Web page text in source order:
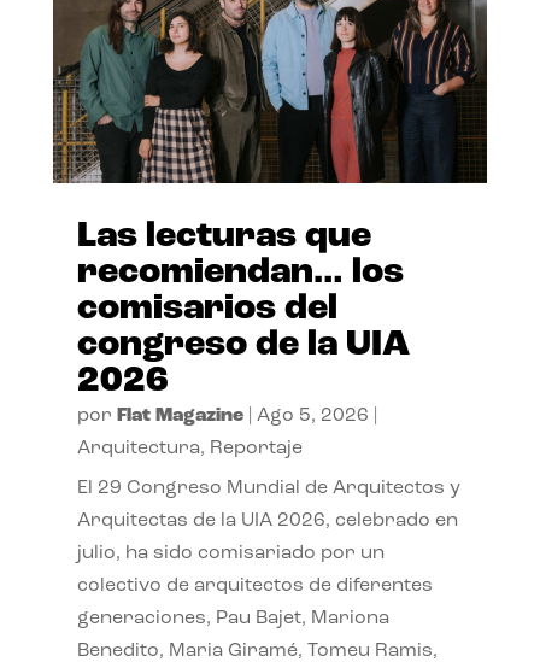
Las lecturas que
recomiendan… los
comisarios del
congreso de la UIA
2026
por Flat Magazine| Ago 5, 2026
Arquitectura, Reportaje
El 29 Congreso Mundial de Arquitectos y
Arquitectas de la UIA 2026, celebrado en
julio, ha sido comisariado por un
colectivo de arquitectos de diferentes
generaciones, Pau Bajet, Mariona
Benedito, Maria Giramé, Tomeu Ramis,